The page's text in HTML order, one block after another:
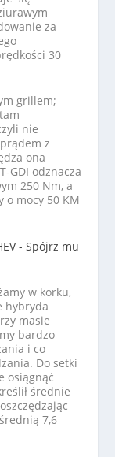
za
30
grillem;
nie
z
ona
GDI odznacza
250 Nm, a
o mocy 50 KM
w korku,
hybryda
masie
bardzo
i co
Do setki
osiągnąć
średnie
7,6